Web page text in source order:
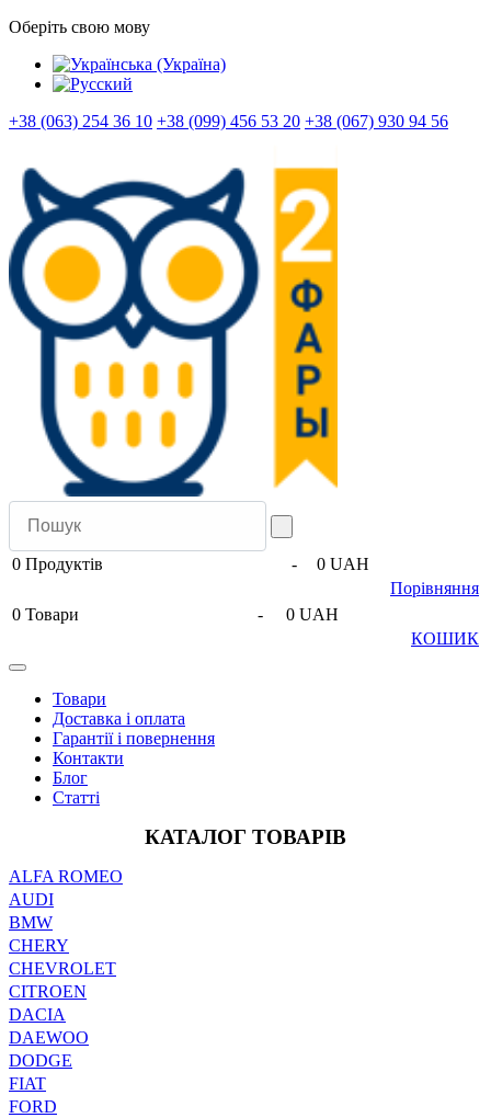
Оберіть свою мову
+38 (063) 254 36 10 +38 (099) 456 53 20 +38 (067) 930 94 56
0 Продуктів -
0 UAH
Порівняння
0 Товари -
0 UAH
КОШИК
Товари
Доставка і оплата
Гарантії і повернення
Контакти
Блог
Статті
КАТАЛОГ ТОВАРІВ
ALFA ROMEO
AUDI
BMW
CHERY
CHEVROLET
CITROEN
DACIA
DAEWOO
DODGE
FIAT
FORD